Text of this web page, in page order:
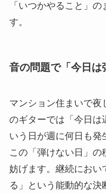
「いつかやること」
す。
音の問題で「今日は
マンション住まいで夜
のギターでは「今日は
いう日が週に何日も発
この「弾けない日」の
妨げます。継続におい
る」という能動的な